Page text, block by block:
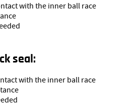
with the inner ball race
seal:
with the inner ball race